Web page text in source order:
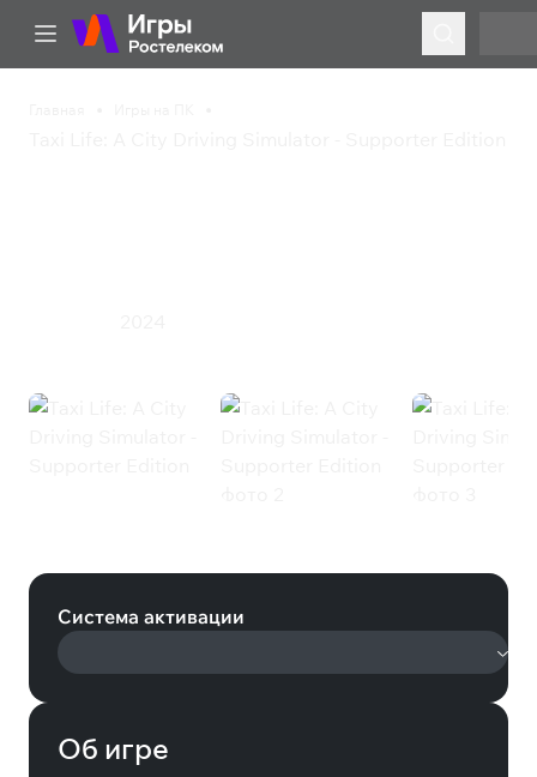
Система активации
Об игре